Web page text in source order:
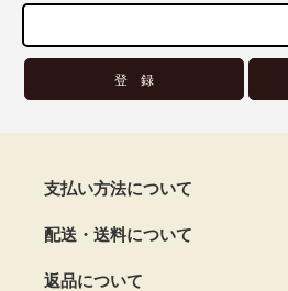
支払い方法について
配送・送料について
返品について